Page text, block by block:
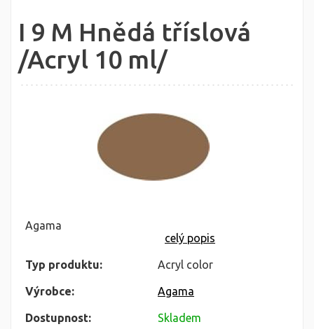
I 9 M Hnědá tříslová
/Acryl 10 ml/
Agama
celý popis
Typ produktu: Acryl color
Výrobce: Agama
Dostupnost: Skladem